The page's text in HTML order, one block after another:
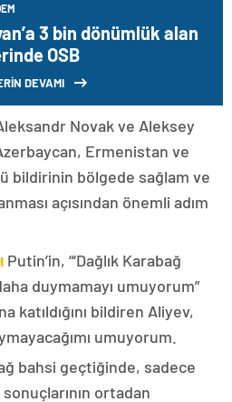
3 bin dönümlük alan
OSB
DEVAMI
Novak ve Aleksey
Ermenistan ve
bildirinin bölgede sağlam ve
açısından önemli adım
Putin’in, “‘Dağlık Karabağ
duymamayı umuyorum”
katıldığını bildiren Aliyev,
umuyorum.
bahsi geçtiğinde, sadece
ortadan